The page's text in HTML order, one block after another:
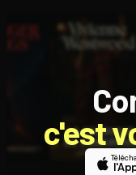
c'est